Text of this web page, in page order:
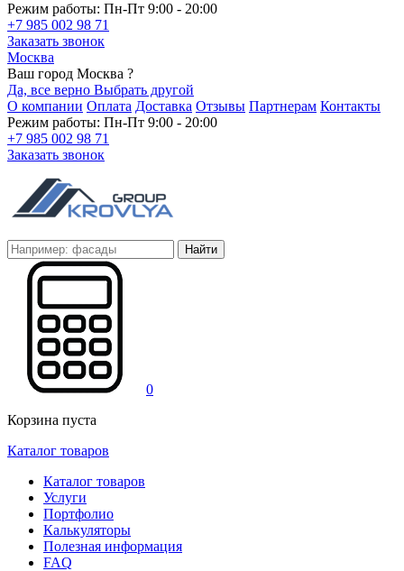
Режим работы: Пн-Пт 9:00 - 20:00
+7 985 002 98 71
Заказать звонок
Москва
Ваш город Москва ?
Да, все верно Выбрать другой
О компании Оплата Доставка Отзывы Партнерам Контакты
Режим работы: Пн-Пт 9:00 - 20:00
+7 985 002 98 71
Заказать звонок
Найти
0
Корзина пуста
Каталог товаров
Каталог товаров
Услуги
Портфолио
Калькуляторы
Полезная информация
FAQ